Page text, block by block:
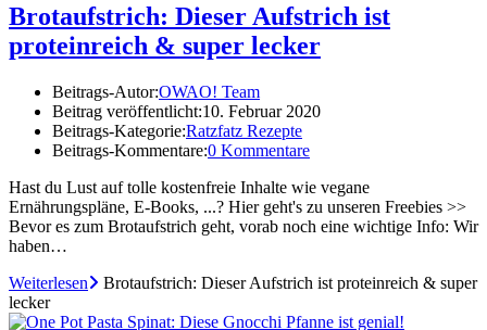
Brotaufstrich: Dieser Aufstrich ist
proteinreich & super lecker
Beitrags-Autor:OWAO! Team
Beitrag veröffentlicht:10. Februar 2020
Beitrags-Kategorie:Ratzfatz Rezepte
Beitrags-Kommentare:0 Kommentare
Hast du Lust auf tolle kostenfreie Inhalte wie vegane
Ernährungspläne, E-Books, ...? Hier geht's zu unseren Freebies >>
Bevor es zum Brotaufstrich geht, vorab noch eine wichtige Info: Wir
haben…
Weiterlesen
Brotaufstrich: Dieser Aufstrich ist proteinreich & super
lecker